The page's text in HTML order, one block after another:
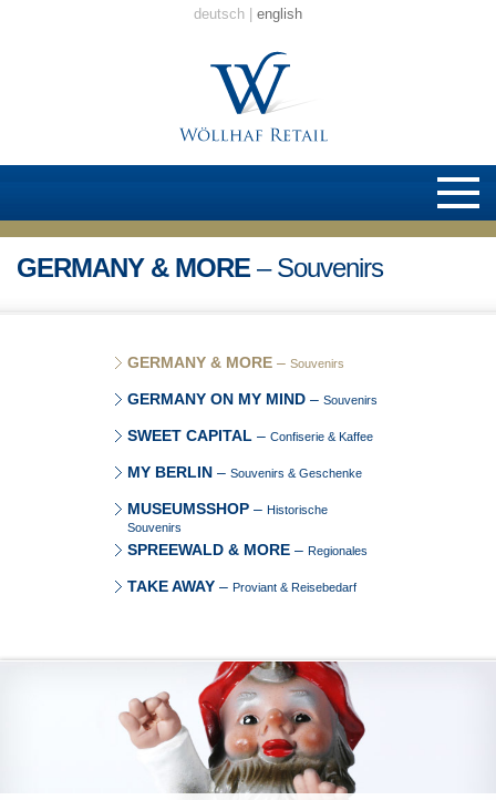
deutsch english
GERMANY & MORE – Souvenirs
GERMANY & MORE – Souvenirs
GERMANY ON MY MIND – Souvenirs
SWEET CAPITAL – Confiserie & Kaffee
MY BERLIN – Souvenirs & Geschenke
MUSEUMSSHOP – Historische
Souvenirs
SPREEWALD & MORE – Regionales
TAKE AWAY – Proviant & Reisebedarf